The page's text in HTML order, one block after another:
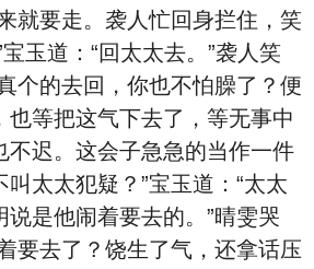
就要走。袭人忙回身拦住，笑
玉道：“回太太去。”袭人笑
个的去回，你也不怕臊了？便
也等把这气下去了，等无事中
不迟。这会子急急的当作一件
太太犯疑？”宝玉道：“太太
说是他闹着要去的。”晴雯哭
要去了？饶生了气，还拿话压